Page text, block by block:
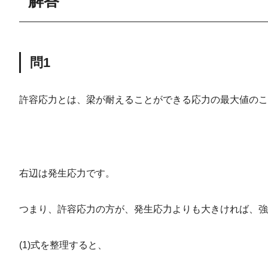
問1
許容応力とは、梁が耐えることができる応力の最大値の
右辺は発生応力です。
つまり、許容応力の方が、発生応力よりも大きければ、
(1)式を整理すると、